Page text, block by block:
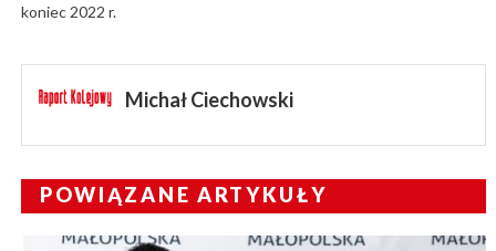
koniec 2022 r.
Michał Ciechowski
POWIĄZANE ARTYKUŁY